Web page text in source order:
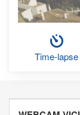
Time-lapse